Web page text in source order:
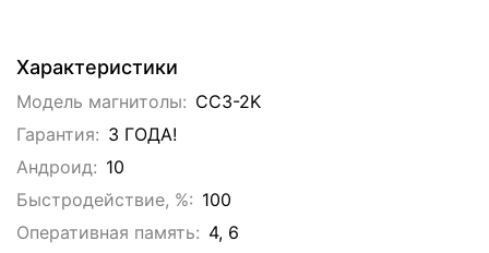
Характеристики
Модель магнитолы: CC3-2K
Гарантия: 3 ГОДА!
Андроид: 10
Быстродействие, %: 100
Оперативная память: 4, 6